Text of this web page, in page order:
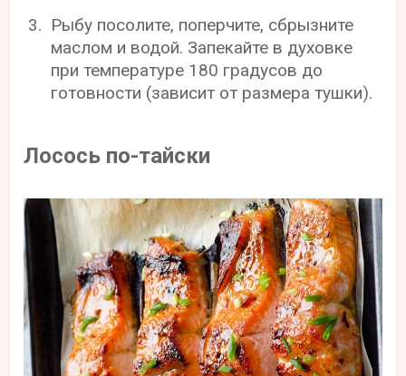
Рыбу посолите, поперчите, сбрызните
маслом и водой. Запекайте в духовке
при температуре 180 градусов до
готовности (зависит от размера тушки).
Лосось по-тайски